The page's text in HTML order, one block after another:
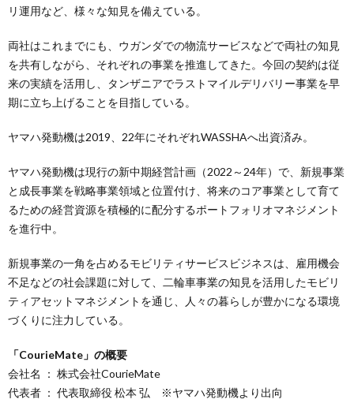
リ運用など、様々な知見を備えている。
両社はこれまでにも、ウガンダでの物流サービスなどで両社の知見
を共有しながら、それぞれの事業を推進してきた。今回の契約は従
来の実績を活用し、タンザニアでラストマイルデリバリー事業を早
期に立ち上げることを目指している。
ヤマハ発動機は2019、22年にそれぞれWASSHAへ出資済み。
ヤマハ発動機は現行の新中期経営計画（2022～24年）で、新規事業
と成長事業を戦略事業領域と位置付け、将来のコア事業として育て
るための経営資源を積極的に配分するポートフォリオマネジメント
を進行中。
新規事業の一角を占めるモビリティサービスビジネスは、雇用機会
不足などの社会課題に対して、二輪車事業の知見を活用したモビリ
ティアセットマネジメントを通じ、人々の暮らしが豊かになる環境
づくりに注力している。
「CourieMate」の概要
会社名 ： 株式会社CourieMate
代表者 ： 代表取締役 松本 弘 ※ヤマハ発動機より出向